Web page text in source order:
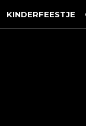
KINDERFEESTJE